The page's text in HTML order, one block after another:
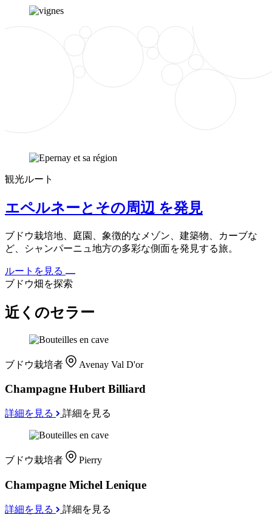
観光ルート
エペルネーとその周辺 を発見
ブドウ栽培地、庭園、象徴的なメゾン、建築物、カーブな
ど、シャンパーニュ地方の多彩な側面を発見する旅。
ルートを見る
ブドウ畑を探索
近くのセラー
ブドウ栽培者 Avenay Val D'or
Champagne Hubert Billiard
詳細を見る 詳細を見る
ブドウ栽培者 Pierry
Champagne Michel Lenique
詳細を見る 詳細を見る